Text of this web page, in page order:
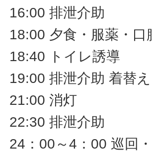
16:00 排泄介助
18:00 夕食・服薬・口
18:40 トイレ誘導
19:00 排泄介助 着替え
21:00 消灯
22:30 排泄介助
24：00～4：00 巡回